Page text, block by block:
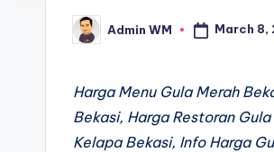
Posted
by
Admin WM March 8,
Harga Menu Gula Merah
Bekasi, Harga Restoran
Kelapa Bekasi, Info Harga